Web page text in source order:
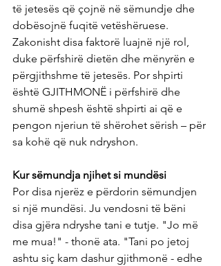
të jetesës që çojnë në sëmundje dhe
dobësojnë fuqitë vetëshëruese.
Zakonisht disa faktorë luajnë një rol,
duke përfshirë dietën dhe mënyrën e
përgjithshme të jetesës. Por shpirti
është GJITHMONË i përfshirë dhe
shumë shpesh është shpirti ai që e
pengon njeriun të shërohet sërish – për
sa kohë që nuk ndryshon.
Kur sëmundja njihet si mundësi
Por disa njerëz e përdorin sëmundjen
si një mundësi. Ju vendosni të bëni
disa gjëra ndryshe tani e tutje. "Jo më
me mua!" - thonë ata. "Tani po jetoj
ashtu siç kam dashur gjithmonë - edhe